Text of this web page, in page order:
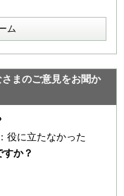
ム
まのご意見をお聞か
役に立たなかった
か？